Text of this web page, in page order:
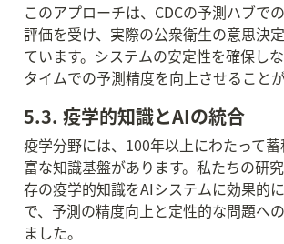
このアプローチは、CDCの予測ハブで
評価を受け、実際の公衆衛生の意思決
ています。システムの安定性を確保し
タイムでの予測精度を向上させること
5.3. 疫学的知識とAIの統合
疫学分野には、100年以上にわたって
富な知識基盤があります。私たちの研
存の疫学的知識をAIシステムに効果的
で、予測の精度向上と定性的な問題へ
ました。